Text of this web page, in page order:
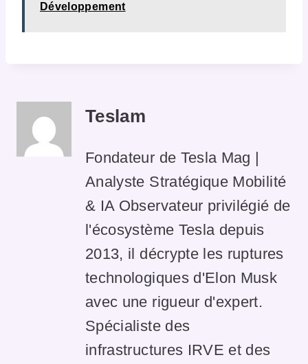
Développement
Teslam
Fondateur de Tesla Mag |
Analyste Stratégique Mobilité
& IA Observateur privilégié de
l'écosystème Tesla depuis
2013, il décrypte les ruptures
technologiques d'Elon Musk
avec une rigueur d'expert.
Spécialiste des
infrastructures IRVE et des